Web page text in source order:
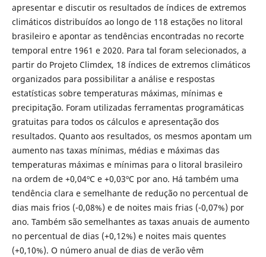
apresentar e discutir os resultados de índices de extremos
climáticos distribuídos ao longo de 118 estações no litoral
brasileiro e apontar as tendências encontradas no recorte
temporal entre 1961 e 2020. Para tal foram selecionados, a
partir do Projeto Climdex, 18 índices de extremos climáticos
organizados para possibilitar a análise e respostas
estatísticas sobre temperaturas máximas, mínimas e
precipitação. Foram utilizadas ferramentas programáticas
gratuitas para todos os cálculos e apresentação dos
resultados. Quanto aos resultados, os mesmos apontam um
aumento nas taxas mínimas, médias e máximas das
temperaturas máximas e mínimas para o litoral brasileiro
na ordem de +0,04ºC e +0,03ºC por ano. Há também uma
tendência clara e semelhante de redução no percentual de
dias mais frios (-0,08%) e de noites mais frias (-0,07%) por
ano. Também são semelhantes as taxas anuais de aumento
no percentual de dias (+0,12%) e noites mais quentes
(+0,10%). O número anual de dias de verão vêm